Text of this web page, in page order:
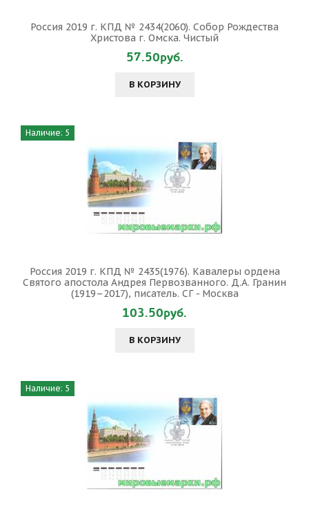
Россия 2019 г. КПД № 2434(2060). Собор Рождества
Христова г. Омска. Чистый
57.50руб.
В КОРЗИНУ
Наличие: 5
Россия 2019 г. КПД № 2435(1976). Кавалеры ордена
Святого апостола Андрея Первозванного. Д.А. Гранин
(1919–2017), писатель. СГ - Москва
103.50руб.
В КОРЗИНУ
Наличие: 5